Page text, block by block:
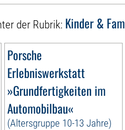
der Rubrik: Kinder &
Porsche
Erlebniswerkstatt
»Grundfertigkeiten im
Automobilbau«
(Altersgruppe 10-13 Jahre)